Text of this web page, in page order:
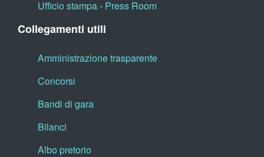
Ufficio stampa - Press Room
Collegamenti utili
Amministrazione trasparente
Concorsi
Bandi di gara
Bilanci
Albo pretorio